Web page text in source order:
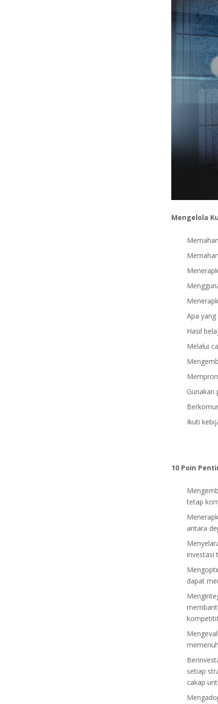
Mengelola
Apa
Hasil
Melalui
Gunakan
Ikuti
10 Poin
tetap
antara
investasi
dapat
setiap
cakap